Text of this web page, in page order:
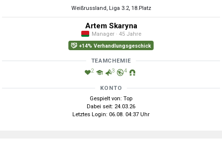
Weißrussland, Liga 3.2, 18.Platz
Artem Skaryna
Manager · 45 Jahre
+14% Verhandlungsgeschick
TEAMCHEMIE
2 3 4
KONTO
Gespielt von: Top
Dabei seit: 24.03.26
Letztes Login: 06.08. 04:37 Uhr